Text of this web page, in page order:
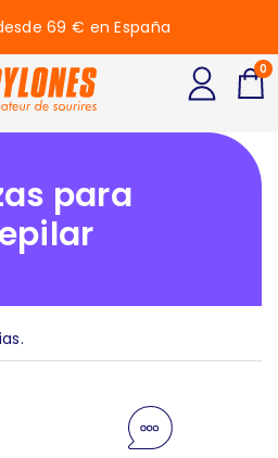
para
69 € en España
0